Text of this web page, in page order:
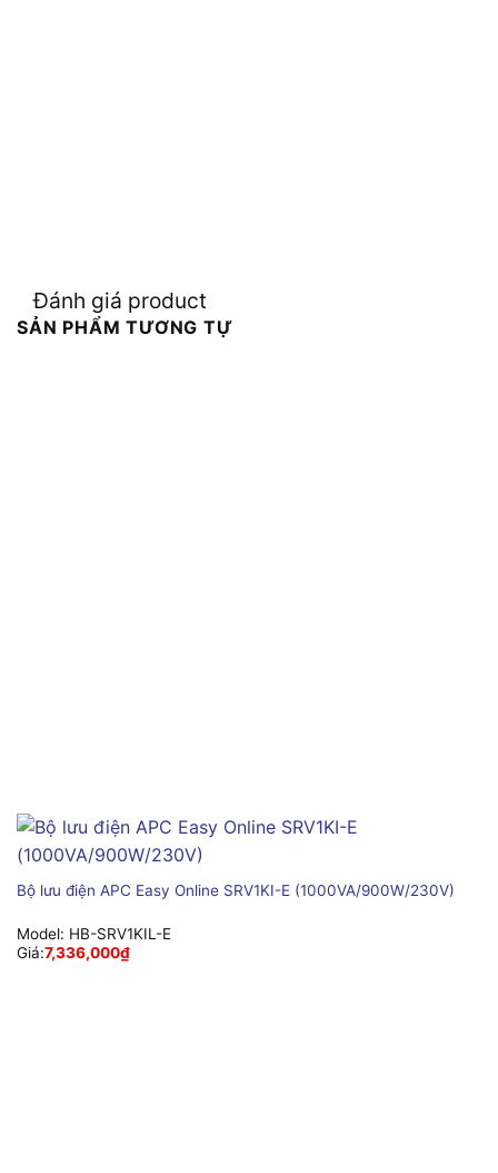
Đánh giá product
SẢN PHẨM TƯƠNG TỰ
Bộ lưu điện APC Easy Online SRV1KI-E (1000VA/900W/230V)
Model: HB-SRV1KIL-E
Giá:7,336,000₫